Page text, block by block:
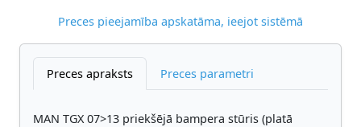
Preces pieejamība apskatāma, ieejot sistēmā
Preces apraksts Preces parametri
MAN TGX 07>13 priekšējā bampera stūris (platā